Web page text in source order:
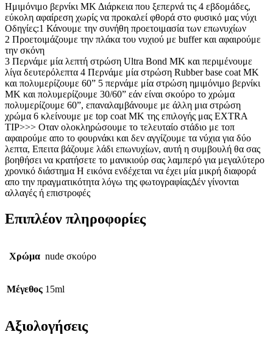
Ημιμόνιμο βερνίκι ΜΚ Διάρκεια που ξεπερνά τις 4 εβδομάδες,
εύκολη αφαίρεση χωρίς να προκαλεί φθορά στο φυσικό μας νύχι
Οδηγίες:1 Κάνουμε την συνήθη προετοιμασία των επωνυχίων
2 Προετοιμάζουμε την πλάκα του νυχιού με buffer και αφαιρούμε
την σκόνη
3 Περνάμε μία λεπτή στρώση Ultra Bond MK και περιμένουμε
λίγα δευτερόλεπτα 4 Περνάμε μία στρώση Rubber base coat MK
και πολυμερίζουμε 60” 5 περνάμε μία στρώση ημιμόνιμο βερνίκι
ΜΚ και πολυμερίζουμε 30/60” εάν είναι σκούρο το χρώμα
πολυμερίζουμε 60”, επαναλαμβάνουμε με άλλη μια στρώση
χρώμα 6 κλείνουμε με top coat ΜΚ της επιλογής μας EXTRA
TIP>>> Οταν ολοκληρώσουμε το τελευταίο στάδιο με τοπ
αφαιρούμε απο το φουρνάκι και δεν αγγίζουμε τα νύχια για δύο
λεπτα, Επειτα βάζουμε λάδι επωνυχίων, αυτή η συμβουλή θα σας
βοηθήσει να κρατήσετε το μανικιούρ σας λαμπερό για μεγαλύτερο
χρονικό διάστημα Η εικόνα ενδέχεται να έχει μία μικρή διαφορά
απο την πραγματικότητα λόγω της φωτογραφίαςΔέν γίνονται
αλλαγές ή επιστροφές
Επιπλέον πληροφορίες
Χρώμα nude σκούρο
Μέγεθος 15ml
Αξιολογήσεις